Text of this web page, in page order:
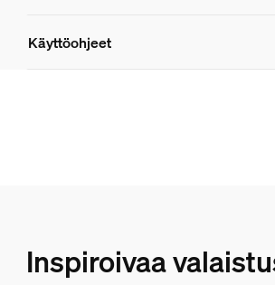
8719514872653
Käyttöohjeet
Inspiroivaa